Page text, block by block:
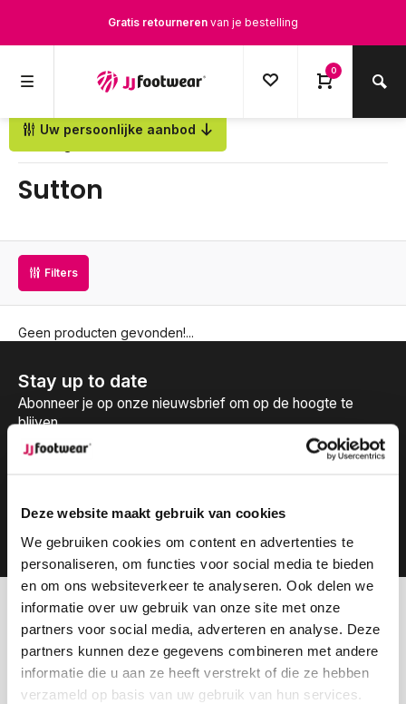
Deze website maakt gebruik van cookies
We gebruiken cookies om content en advertenties te
personaliseren, om functies voor social media te bieden
en om ons websiteverkeer te analyseren. Ook delen we
informatie over uw gebruik van onze site met onze
partners voor social media, adverteren en analyse. Deze
partners kunnen deze gegevens combineren met andere
informatie die u aan ze heeft verstrekt of die ze hebben
verzameld op basis van uw gebruik van hun services.
Gratis retourneren van je bestelling
0
Uw persoonlijke aanbod
Sutton
Filters
Geen producten gevonden!...
Stay up to date
Abonneer je op onze nieuwsbrief om op de hoogte te
blijven.
Kunnen we helpen?
Klantenservice:
Bel ons
0416-272223